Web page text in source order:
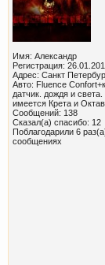
Имя: Александр
Регистрация:
Адрес: Санкт
Авто: Fluence
датчик. дождя и
имеется Крета и
Сообщений: 138
Сказал(а) спасибо: 12
Поблагодарили 6
сообщениях